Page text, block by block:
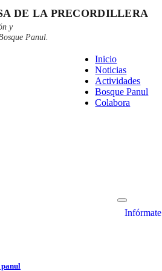
DE LA PRECORDILLERA
y
Panul.
Inicio
Noticias
Actividades
Bosque Panul
Colabora
Infórmate